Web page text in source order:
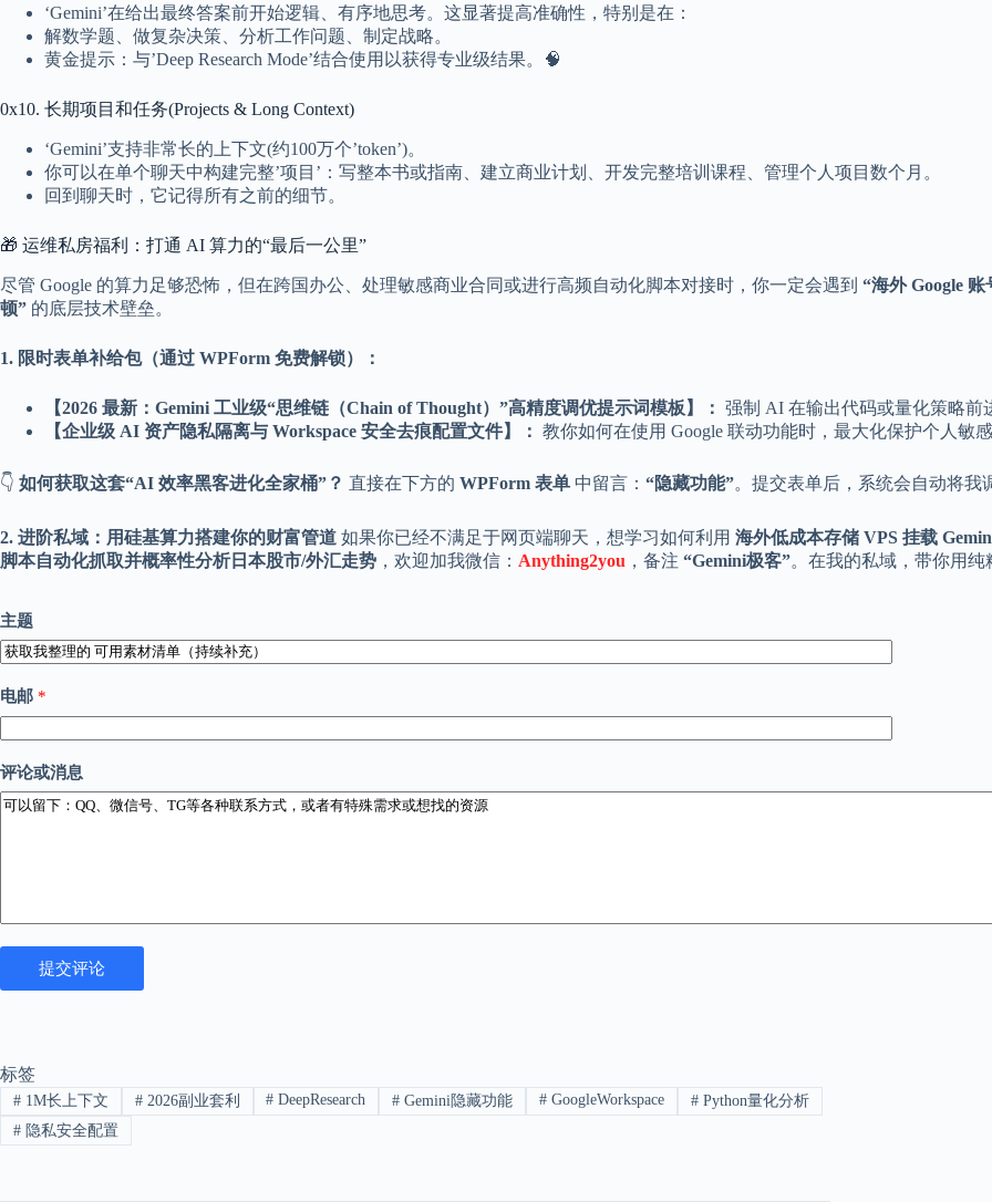
‘Gemini’在给出最终答案前开始逻辑、有序地思考。这显著提高准确性，特别是在：
解数学题、做复杂决策、分析工作问题、制定战略。
黄金提示：与’Deep Research Mode’结合使用以获得专业级结果。🧠
0x10. 长期项目和任务(Projects & Long Context)
‘Gemini’支持非常长的上下文(约100万个’token’)。
你可以在单个聊天中构建完整’项目’：写整本书或指南、建立商业计划、开发完整培训课程、管理个人项目数个月。
回到聊天时，它记得所有之前的细节。
🎁 运维私房福利：打通 AI 算力的“最后一公里”
尽管 Google 的算力足够恐怖，但在跨国办公、处理敏感商业合同或进行高频自动化脚本对接时，你一定会遇到 “海外 Google
顿” 的底层技术壁垒。
1. 限时表单补给包（通过 WPForm 免费解锁）：
【2026 最新：Gemini 工业级“思维链（Chain of Thought）”高精度调优提示词模板】： 强制 AI 在输出代码或量化策略前
【企业级 AI 资产隐私隔离与 Workspace 安全去痕配置文件】： 教你如何在使用 Google 联动功能时，最大化保护个人敏
👇 如何获取这套“AI 效率黑客进化全家桶”？ 直接在下方的 WPForm 表单 中留言： “隐藏功能”。提交表单后，系统会自动将我
2. 进阶私域：用硅基算力搭建你的财富管道 如果你已经不满足于网页端聊天，想学习如何利用 海外低成本存储 VPS 挂载
脚本自动化抓取并概率性分析日本股市/外汇走势 ，欢迎加我微信： Anything2you ，备注 “Gemini极客”。在我的私域，带你用纯
主题
评
论
息
评
论
电邮 *
评论或消息
提交评论
标签
#1M长上下文 #2026副业套利 # DeepResearch # Gemini隐藏功能 # GoogleWorkspace #Python量化分析
#隐私安全配置